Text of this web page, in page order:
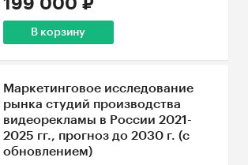
199 000 ₽
В корзину
Маркетинговое исследование
рынка студий производства
видеорекламы в России 2021-
2025 гг., прогноз до 2030 г. (с
обновлением)